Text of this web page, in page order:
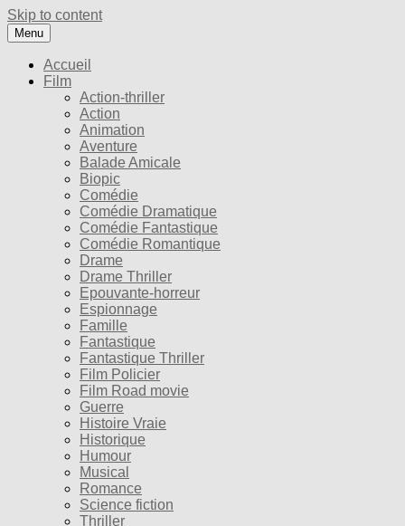
Skip to content
Menu
Accueil
Film
Action-thriller
Action
Animation
Aventure
Balade Amicale
Biopic
Comédie
Comédie Dramatique
Comédie Fantastique
Comédie Romantique
Drame
Drame Thriller
Epouvante-horreur
Espionnage
Famille
Fantastique
Fantastique Thriller
Film Policier
Film Road movie
Guerre
Histoire Vraie
Historique
Humour
Musical
Romance
Science fiction
Thriller